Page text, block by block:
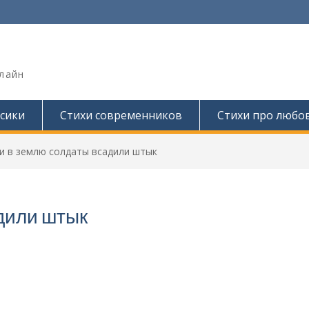
Стихи современников Стихи про
в землю солдаты всадили штык
штык